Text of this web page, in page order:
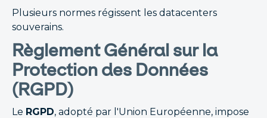
Plusieurs normes régissent les datacenters
souverains.
Règlement Général sur la
Protection des Données
(RGPD)
Le RGPD, adopté par l'Union Européenne, impose